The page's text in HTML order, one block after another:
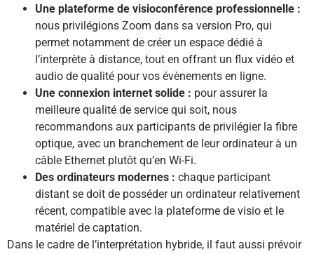
Une plateforme de visioconférence professionnelle :
nous privilégions Zoom dans sa version Pro, qui
permet notamment de créer un espace dédié à
l’interprète à distance, tout en offrant un flux vidéo et
audio de qualité pour vos évènements en ligne.
Une connexion internet solide : pour assurer la
meilleure qualité de service qui soit, nous
recommandons aux participants de privilégier la fibre
optique, avec un branchement de leur ordinateur à un
câble Ethernet plutôt qu’en Wi-Fi.
Des ordinateurs modernes : chaque participant
distant se doit de posséder un ordinateur relativement
récent, compatible avec la plateforme de visio et le
matériel de captation.
Dans le cadre de l’interprétation hybride, il faut aussi prévoir